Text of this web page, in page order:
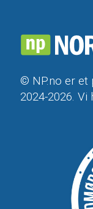
© NP.no er et
2024-2026.